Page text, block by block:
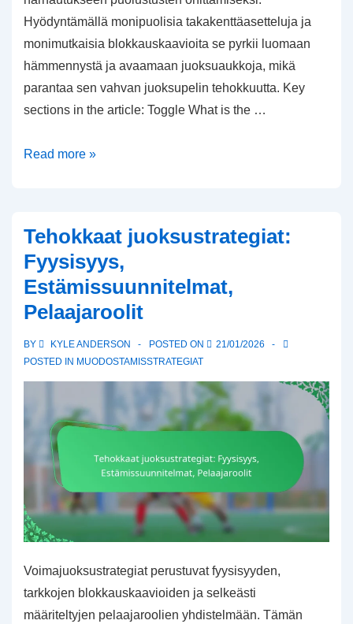
Hyödyntämällä monipuolisia takakenttäasetteluja ja
monimutkaisia blokkauskaavioita se pyrkii luomaan
hämmennystä ja avaamaan juoksuaukkoja, mikä
parantaa sen vahvan juoksupelin tehokkuutta. Key
sections in the article: Toggle What is the …
Wing-
Estämissuunnitelmat,
Takakentän
asettelu
6-
jalkapallossa
Read more »
Tehokkaat juoksustrategiat:
Fyysisyys,
Estämissuunnitelmat,
Pelaajaroolit
BY KYLE ANDERSON POSTED ON
21/01/2026
POSTED IN MUODOSTAMISSTRATEGIAT
Voimajuoksustrategiat perustuvat fyysisyyden,
tarkkojen blokkauskaavioiden ja selkeästi
määriteltyjen pelaajaroolien yhdistelmään. Tämän